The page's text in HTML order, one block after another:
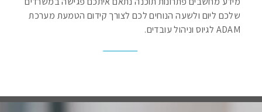
שלכם ליום ולשעה הנוחים לכם לצורך קידום הטמעת מערכת
ADAM לגיוס וניהול עובדים.